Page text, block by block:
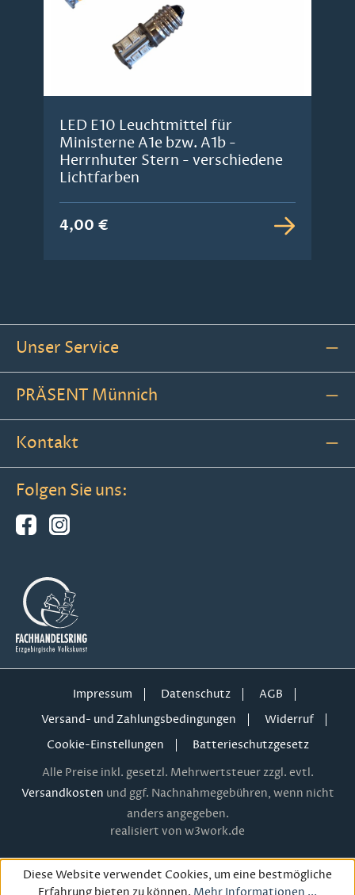
LED E10 Leuchtmittel für
Ministerne A1e bzw. A1b -
Herrnhuter Stern - verschiedene
Lichtfarben
4,00 €
Unser Service
PRÄSENT Münnich
Kontakt
Folgen Sie uns:
Impressum Datenschutz
AGB
Versand- und Zahlungsbedingungen
Widerruf
Cookie-Einstellungen
Batterieschutzgesetz
Alle Preise inkl. gesetzl. Mehrwertsteuer zzgl. evtl.
Versandkosten und ggf. Nachnahmegebühren, wenn nicht
anders angegeben.
realisiert von w3work.de
Diese Website verwendet Cookies, um eine bestmögliche